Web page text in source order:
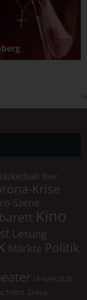
Bier
Krise
Szene
Kino
Lesung
Märkte Politik
Universität
Zirkus